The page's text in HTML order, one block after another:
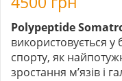
Polypeptide
використовується у
спорту, як
зростання м’язів і